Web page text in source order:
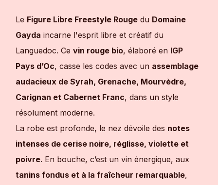
Le Figure Libre Freestyle Rouge du Domaine
Gayda incarne l'esprit libre et créatif du
Languedoc. Ce vin rouge bio, élaboré en IGP
Pays d’Oc, casse les codes avec un assemblage
audacieux de Syrah, Grenache, Mourvèdre,
Carignan et Cabernet Franc, dans un style
résolument moderne.
La robe est profonde, le nez dévoile des notes
intenses de cerise noire, réglisse, violette et
poivre. En bouche, c’est un vin énergique, aux
tanins fondus et à la fraîcheur remarquable,